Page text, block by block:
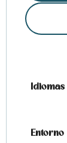
Entorno
Entorno